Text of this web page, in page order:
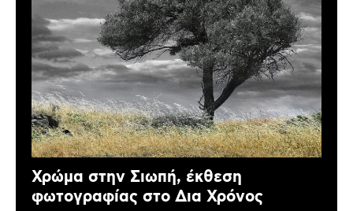
Χρώμα στην Σιωπή, έκθεση
φωτογραφίας στο Δια Χρόνος